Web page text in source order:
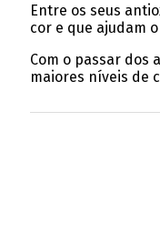
Entre os seus
cor e que ajudam
Com o passar dos
maiores níveis de